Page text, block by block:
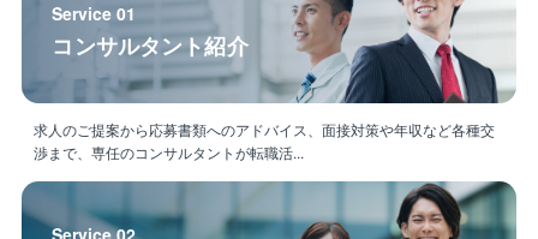
Service 01
コンサルタント紹介
求人のご提案から応募書類へのアドバイス、面接対策や年収など各種交
渉まで、専任のコンサルタントが転職活...
Service 02